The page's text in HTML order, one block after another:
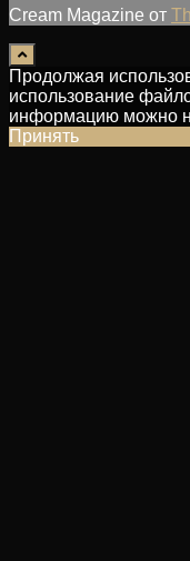
Cream Magazine от
Продолжая
использование
информацию можно
Принять